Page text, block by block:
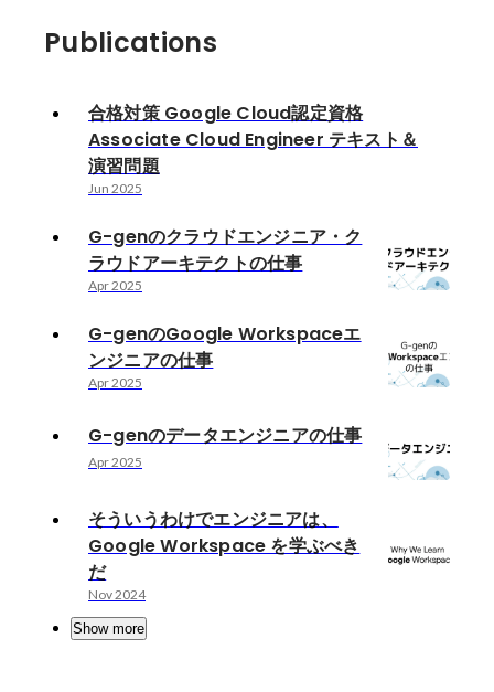
Publications
合格対策 Google Cloud認定資格
Associate Cloud Engineer テキスト＆
演習問題
Jun 2025
G-genのクラウドエンジニア・ク
ラウドアーキテクトの仕事
Apr 2025
G-genのGoogle Workspaceエ
ンジニアの仕事
Apr 2025
G-genのデータエンジニアの仕事
Apr 2025
そういうわけでエンジニアは、
Google Workspace を学ぶべき
だ
Nov 2024
Show more